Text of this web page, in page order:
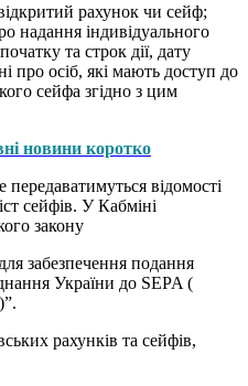
рахунок чи сейф;
надання індивідуального
та строк дії, дату
про осіб, які мають доступ до
сейфа згідно з цим
новини коротко
відомості
сейфів. У Кабміні
закону
забезпечення подання
України до SEPA (
рахунків та сейфів,